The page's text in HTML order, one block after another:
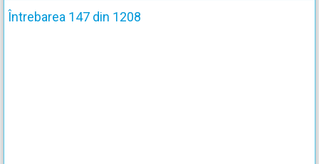
Întrebarea 147 din 1208